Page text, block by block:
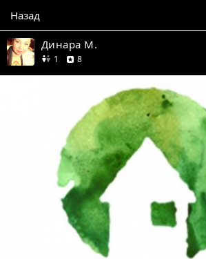
Назад
Динара М.
1 друг 8отзывов